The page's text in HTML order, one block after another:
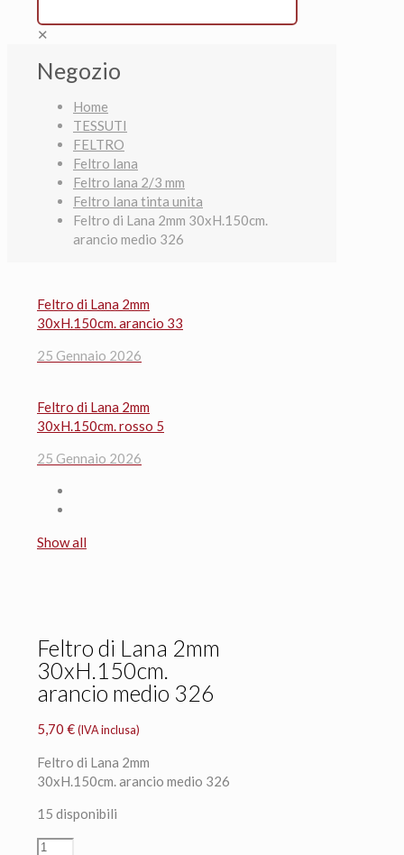
✕
Negozio
Home
TESSUTI
FELTRO
Feltro lana
Feltro lana 2/3 mm
Feltro lana tinta unita
Feltro di Lana 2mm 30xH.150cm.
arancio medio 326
Feltro di Lana 2mm
30xH.150cm. arancio 33
25 Gennaio 2026
Feltro di Lana 2mm
30xH.150cm. rosso 5
25 Gennaio 2026
Show all
Feltro di Lana 2mm
30xH.150cm.
arancio medio 326
5,70 € (IVA inclusa)
Feltro di Lana 2mm
30xH.150cm. arancio medio 326
15 disponibili
Feltro